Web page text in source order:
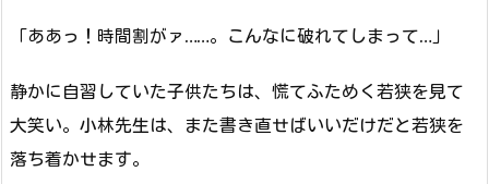
「ああっ！時間割がァ……。こんなに破れてしまって…」
静かに自習していた子供たちは、慌てふためく若狭を見て
大笑い。小林先生は、また書き直せばいいだけだと若狭を
落ち着かせます。